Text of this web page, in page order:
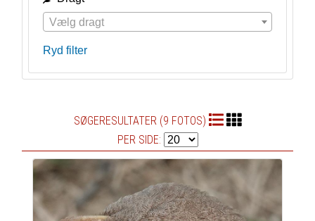
Vælg dragt
Ryd filter
SØGERESULTATER (9 FOTOS)
PER SIDE: